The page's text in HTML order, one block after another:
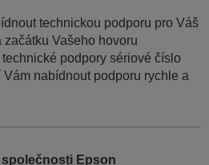
technickou podporu pro Váš
začátku Vašeho hovoru
podpory sériové číslo
Vám nabídnout podporu rychle a
Epson